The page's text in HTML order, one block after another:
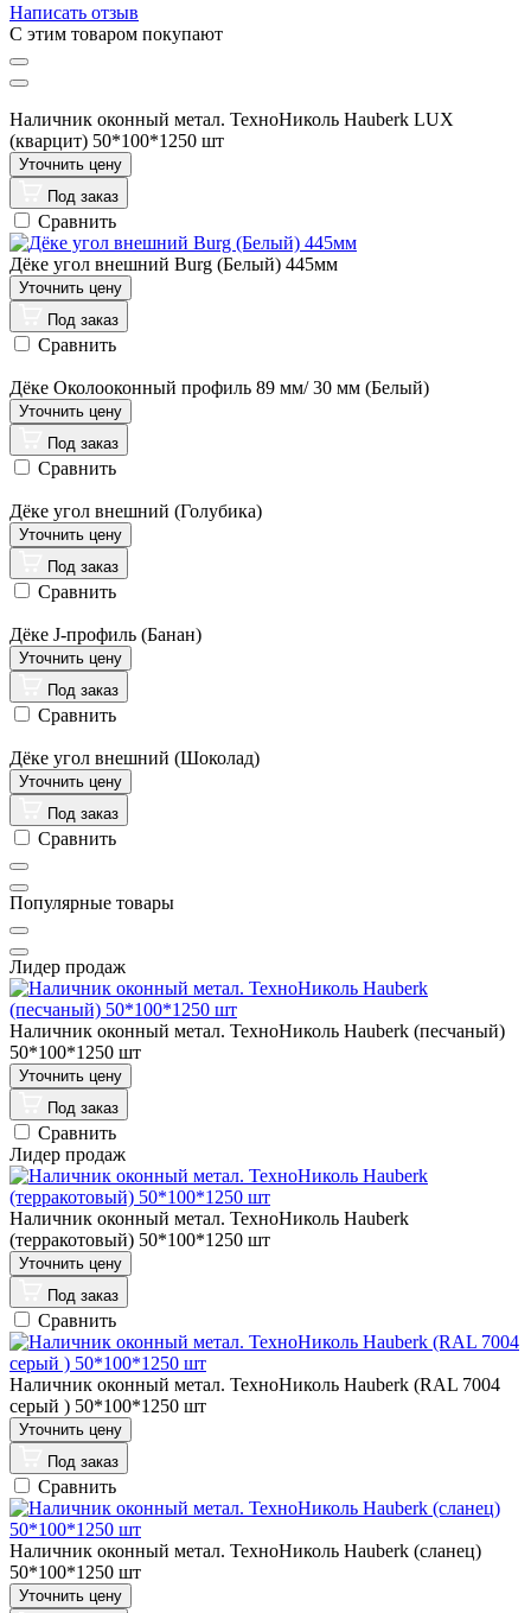
Написать отзыв
C этим товаром покупают
Наличник оконный метал. ТехноНиколь Hauberk LUX
(кварцит) 50*100*1250 шт
Под заказ
Сравнить
Дёке угол внешний Burg (Белый) 445мм
Под заказ
Сравнить
Дёке Околооконный профиль 89 мм/ 30 мм (Белый)
Под заказ
Сравнить
Дёке угол внешний (Голубика)
Под заказ
Сравнить
Дёке J-профиль (Банан)
Под заказ
Сравнить
Дёке угол внешний (Шоколад)
Под заказ
Сравнить
Популярные товары
Лидер продаж
Наличник оконный метал. ТехноНиколь Hauberk (песчаный)
50*100*1250 шт
Под заказ
Сравнить
Лидер продаж
Наличник оконный метал. ТехноНиколь Hauberk
(терракотовый) 50*100*1250 шт
Под заказ
Сравнить
Наличник оконный метал. ТехноНиколь Hauberk (RAL 7004
серый ) 50*100*1250 шт
Под заказ
Сравнить
Наличник оконный метал. ТехноНиколь Hauberk (сланец)
50*100*1250 шт